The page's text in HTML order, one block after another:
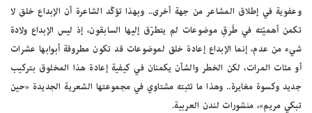
وعفوية في إطلاق المشاعر من جهة أخرى.. وبهذا تؤكّد الشاعرة أن الإبداع خلق لا
تكمن أهميّته في طَرقِ موضوعات لم يتطرّق إليها السابقون، إذ ليس الإبداع ولادة
شيء من عدم، إنما الإبداع إعادة خلق لموضوعات قد تكون مطروقة أبوابها عشرات
أو مئات المرات، لكن الخطر والشأن يكمنان في كيفية إعادة هذا المخلوق بتركيب
جديد وكسوة مغايرة.. وهذا ما تثبته مشتاوي في مجموعتها الشعرية الجديدة «حين
تبكي مريم»، منشورات لندن العربية.